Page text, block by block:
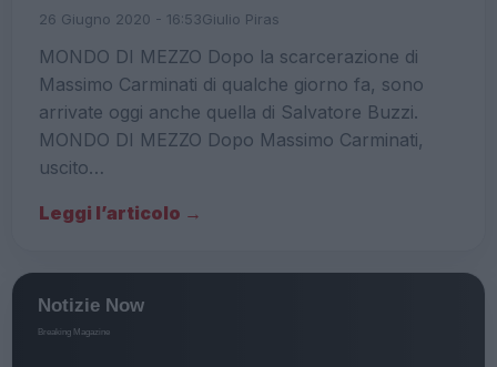
26 Giugno 2020 - 16:53Giulio Piras
MONDO DI MEZZO Dopo la scarcerazione di
Massimo Carminati di qualche giorno fa, sono
arrivate oggi anche quella di Salvatore Buzzi.
MONDO DI MEZZO Dopo Massimo Carminati,
uscito…
Leggi l’articolo →